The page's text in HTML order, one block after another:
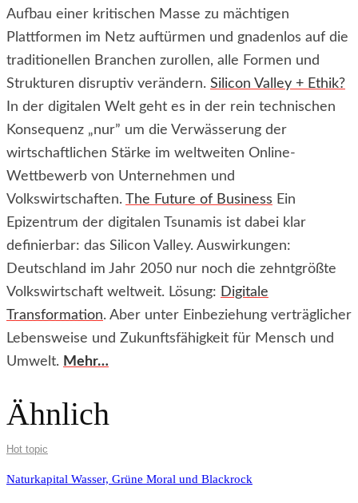
Aufbau einer kritischen Masse zu mächtigen
Plattformen im Netz auftürmen und gnadenlos auf die
traditionellen Branchen zurollen, alle Formen und
Strukturen disruptiv verändern. Silicon Valley + Ethik?
In der digitalen Welt geht es in der rein technischen
Konsequenz „nur” um die Verwässerung der
wirtschaftlichen Stärke im weltweiten Online-
Wettbewerb von Unternehmen und
Volkswirtschaften. The Future of Business Ein
Epizentrum der digitalen Tsunamis ist dabei klar
definierbar: das Silicon Valley. Auswirkungen:
Deutschland im Jahr 2050 nur noch die zehntgrößte
Volkswirtschaft weltweit. Lösung: Digitale
Transformation. Aber unter Einbeziehung verträglicher
Lebensweise und Zukunftsfähigkeit für Mensch und
Umwelt. Mehr…
Ähnlich
Hot topic
Naturkapital Wasser, Grüne Moral und Blackrock